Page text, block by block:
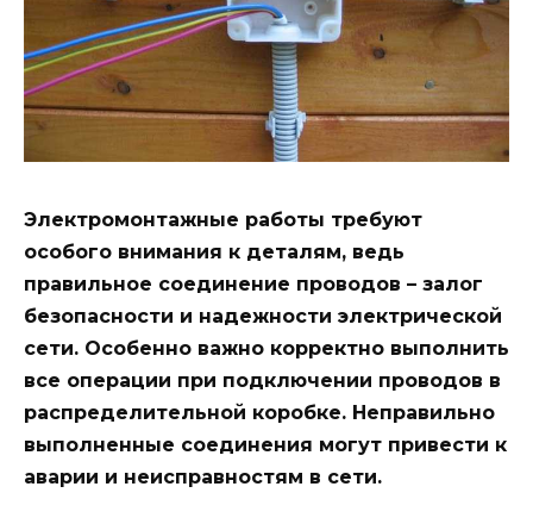
Электромонтажные работы требуют
особого внимания к деталям, ведь
правильное соединение проводов – залог
безопасности и надежности электрической
сети. Особенно важно корректно выполнить
все операции при подключении проводов в
распределительной коробке. Неправильно
выполненные соединения могут привести к
аварии и неисправностям в сети.